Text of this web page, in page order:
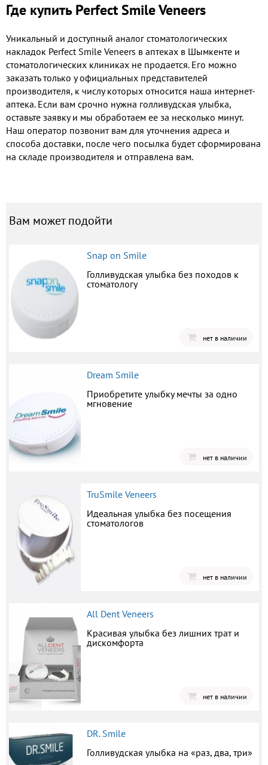
Где купить Perfect Smile Veneers
Уникальный и доступный аналог стоматологических
накладок Perfect Smile Veneers в аптеках в Шымкенте и
стоматологических клиниках не продается. Его можно
заказать только у официальных представителей
производителя, к числу которых относится наша интернет-
аптека. Если вам срочно нужна голливудская улыбка,
оставьте заявку и мы обработаем ее за несколько минут.
Наш оператор позвонит вам для уточнения адреса и
способа доставки, после чего посылка будет сформирована
на складе производителя и отправлена вам.
Вам может подойти
Snap on Smile
Голливудская улыбка без походов к
стоматологу
нет в наличии
Dream Smile
Приобретите улыбку мечты за одно
мгновение
нет в наличии
TruSmile Veneers
Идеальная улыбка без посещения
стоматологов
нет в наличии
All Dent Veneers
Красивая улыбка без лишних трат и
дискомфорта
нет в наличии
DR. Smile
Голливудская улыбка на «раз, два, три»